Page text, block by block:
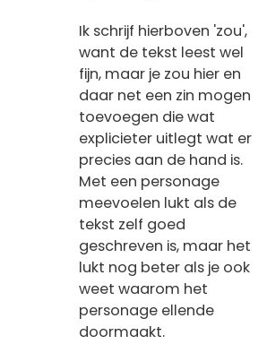
Ik schrijf hierboven 'zou',
want de tekst leest wel
fijn, maar je zou hier en
daar net een zin mogen
toevoegen die wat
explicieter uitlegt wat er
precies aan de hand is.
Met een personage
meevoelen lukt als de
tekst zelf goed
geschreven is, maar het
lukt nog beter als je ook
weet waarom het
personage ellende
doormaakt.